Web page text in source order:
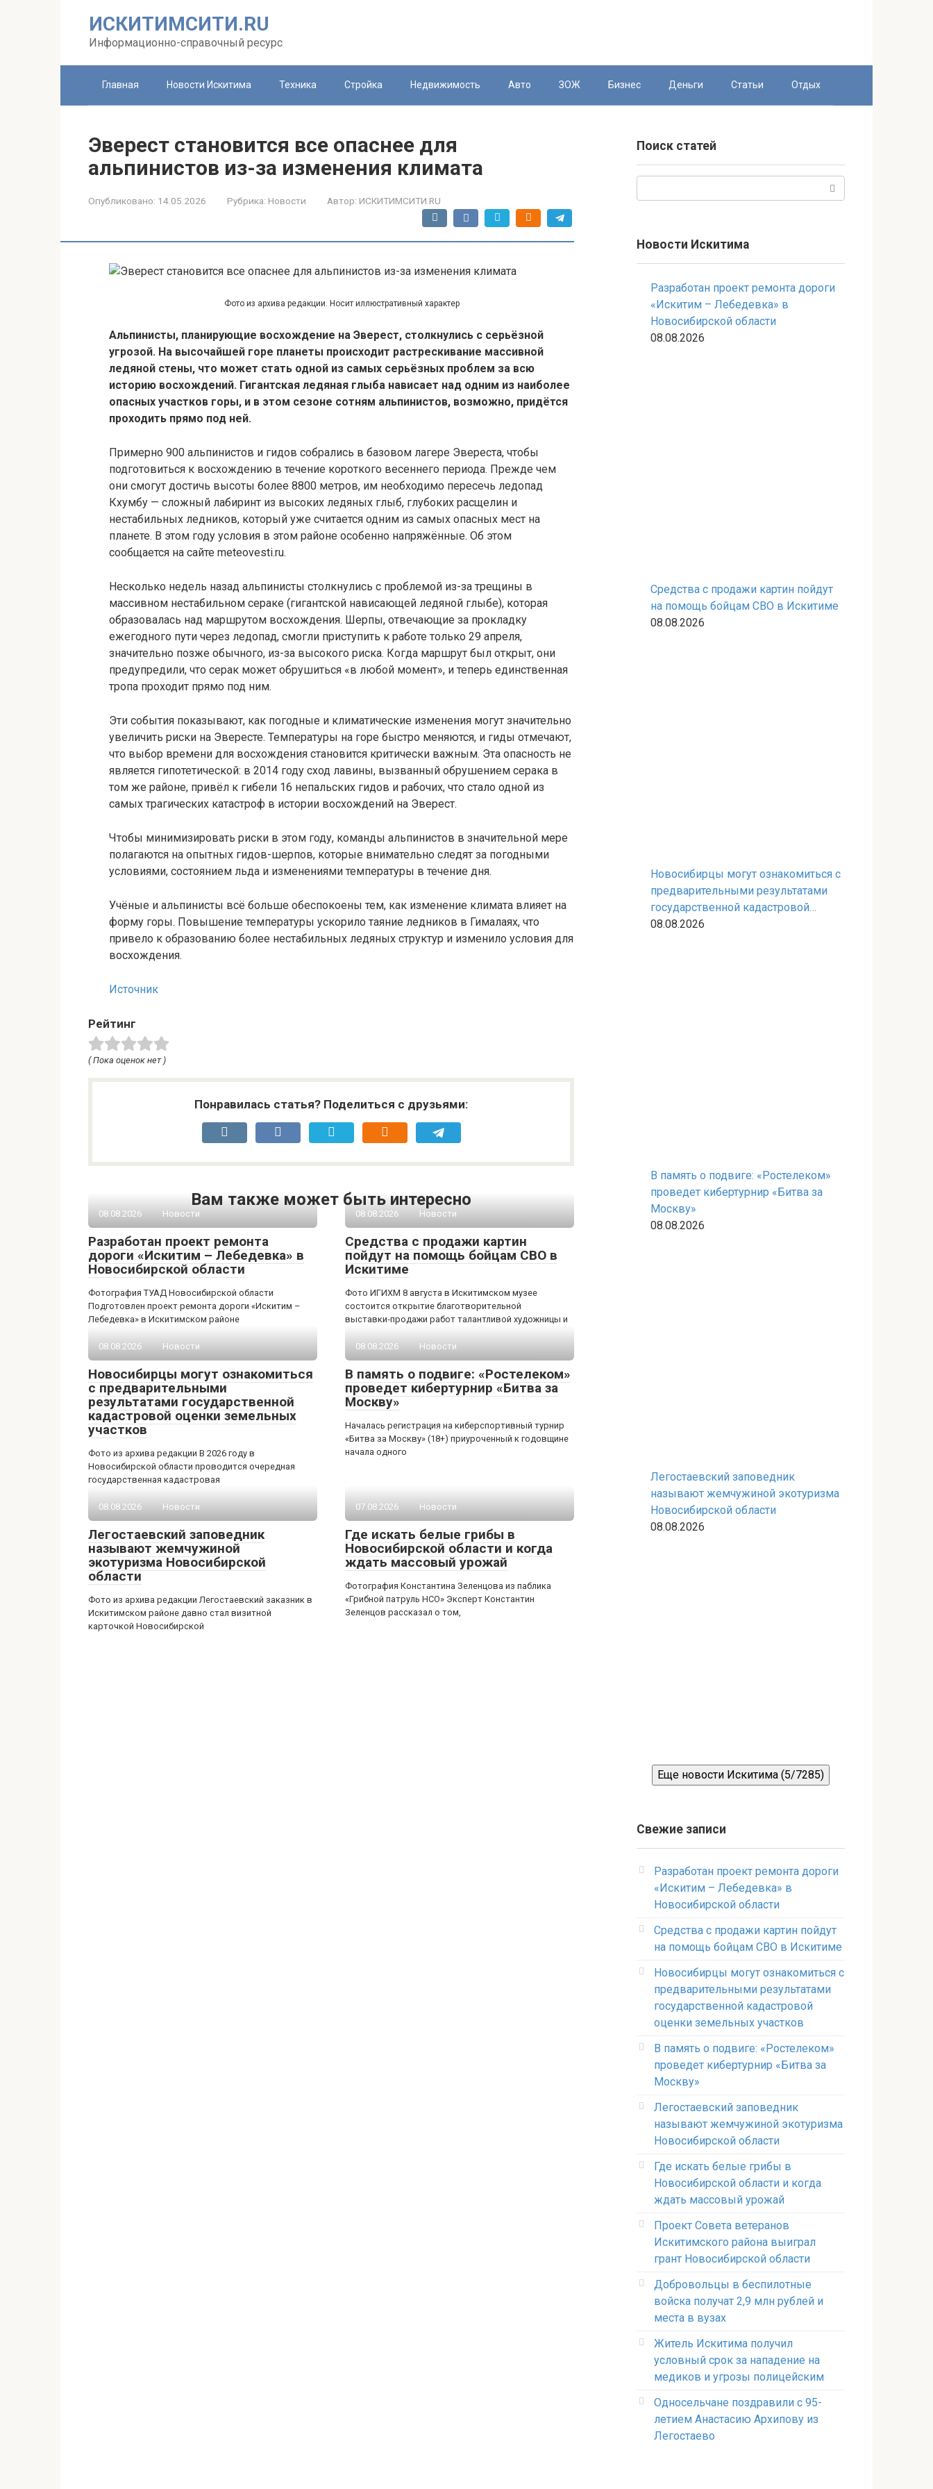
ИСКИТИМСИТИ.RU
Информационно-справочный ресурс
Главная Новости Искитима Техника Стройка Недвижимость Авто ЗОЖ Бизнес Деньги Статьи Отдых
Эверест становится все опаснее для
альпинистов из-за изменения климата
Опубликовано: 14.05.2026 Рубрика: Новости Автор: ИСКИТИМСИТИ.RU
Фото из архива редакции. Носит иллюстративный характер
Альпинисты, планирующие восхождение на Эверест, столкнулись с серьёзной
угрозой. На высочайшей горе планеты происходит растрескивание массивной
ледяной стены, что может стать одной из самых серьёзных проблем за всю
историю восхождений. Гигантская ледяная глыба нависает над одним из наиболее
опасных участков горы, и в этом сезоне сотням альпинистов, возможно, придётся
проходить прямо под ней.
Примерно 900 альпинистов и гидов собрались в базовом лагере Эвереста, чтобы
подготовиться к восхождению в течение короткого весеннего периода. Прежде чем
они смогут достичь высоты более 8800 метров, им необходимо пересечь ледопад
Кхумбу — сложный лабиринт из высоких ледяных глыб, глубоких расщелин и
нестабильных ледников, который уже считается одним из самых опасных мест на
планете. В этом году условия в этом районе особенно напряжённые. Об этом
сообщается на сайте meteovesti.ru.
Несколько недель назад альпинисты столкнулись с проблемой из-за трещины в
массивном нестабильном сераке (гигантской нависающей ледяной глыбе), которая
образовалась над маршрутом восхождения. Шерпы, отвечающие за прокладку
ежегодного пути через ледопад, смогли приступить к работе только 29 апреля,
значительно позже обычного, из-за высокого риска. Когда маршрут был открыт, они
предупредили, что серак может обрушиться «в любой момент», и теперь единственная
тропа проходит прямо под ним.
Эти события показывают, как погодные и климатические изменения могут значительно
увеличить риски на Эвересте. Температуры на горе быстро меняются, и гиды отмечают,
что выбор времени для восхождения становится критически важным. Эта опасность не
является гипотетической: в 2014 году сход лавины, вызванный обрушением серака в
том же районе, привёл к гибели 16 непальских гидов и рабочих, что стало одной из
самых трагических катастроф в истории восхождений на Эверест.
Чтобы минимизировать риски в этом году, команды альпинистов в значительной мере
полагаются на опытных гидов-шерпов, которые внимательно следят за погодными
условиями, состоянием льда и изменениями температуры в течение дня.
Учёные и альпинисты всё больше обеспокоены тем, как изменение климата влияет на
форму горы. Повышение температуры ускорило таяние ледников в Гималаях, что
привело к образованию более нестабильных ледяных структур и изменило условия для
восхождения.
Источник
Рейтинг
( Пока оценок нет )
Понравилась статья? Поделиться с друзьями:
Вам также может быть интересно
08.08.2026 Новости
Разработан проект ремонта
дороги «Искитим – Лебедевка» в
Новосибирской области
Фотография ТУАД Новосибирской области
Подготовлен проект ремонта дороги «Искитим –
Лебедевка» в Искитимском районе
08.08.2026 Новости
Средства с продажи картин
пойдут на помощь бойцам СВО в
Искитиме
Фото ИГИХМ 8 августа в Искитимском музее
состоится открытие благотворительной
выставки‑продажи работ талантливой художницы и
08.08.2026 Новости
Новосибирцы могут ознакомиться
с предварительными
результатами государственной
кадастровой оценки земельных
участков
Фото из архива редакции В 2026 году в
Новосибирской области проводится очередная
государственная кадастровая
08.08.2026 Новости
В память о подвиге: «Ростелеком»
проведет кибертурнир «Битва за
Москву»
Началась регистрация на киберспортивный турнир
«Битва за Москву» (18+) приуроченный к годовщине
начала одного
08.08.2026 Новости
Легостаевский заповедник
называют жемчужиной
экотуризма Новосибирской
области
Фото из архива редакции Легостаевский заказник в
Искитимском районе давно стал визитной
карточкой Новосибирской
07.08.2026 Новости
Где искать белые грибы в
Новосибирской области и когда
ждать массовый урожай
Фотография Константина Зеленцова из паблика
«Грибной патруль НСО» Эксперт Константин
Зеленцов рассказал о том,
Поиск статей
Новости Искитима
Разработан проект ремонта дороги
«Искитим – Лебедевка» в
Новосибирской области
08.08.2026
Средства с продажи картин пойдут
на помощь бойцам СВО в Искитиме
08.08.2026
Новосибирцы могут ознакомиться с
предварительными результатами
государственной кадастровой
оценки земельных участков
08.08.2026
В память о подвиге: «Ростелеком»
проведет кибертурнир «Битва за
Москву»
08.08.2026
Легостаевский заповедник
называют жемчужиной экотуризма
Новосибирской области
08.08.2026
Еще новости Искитима (5/7285)
Свежие записи
Разработан проект ремонта дороги
«Искитим – Лебедевка» в
Новосибирской области
Средства с продажи картин пойдут
на помощь бойцам СВО в Искитиме
Новосибирцы могут ознакомиться с
предварительными результатами
государственной кадастровой
оценки земельных участков
В память о подвиге: «Ростелеком»
проведет кибертурнир «Битва за
Москву»
Легостаевский заповедник
называют жемчужиной экотуризма
Новосибирской области
Где искать белые грибы в
Новосибирской области и когда
ждать массовый урожай
Проект Совета ветеранов
Искитимского района выиграл
грант Новосибирской области
Добровольцы в беспилотные
войска получат 2,9 млн рублей и
места в вузах
Житель Искитима получил
условный срок за нападение на
медиков и угрозы полицейским
Односельчане поздравили с 95-
летием Анастасию Архипову из
Легостаево